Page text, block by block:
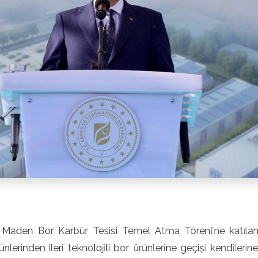
Maden Bor Karbür Tesisi Temel Atma Töreni'ne
ileri teknolojili bor ürünlerine geçişi